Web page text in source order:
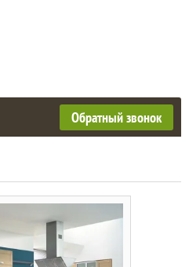
Обратный звонок